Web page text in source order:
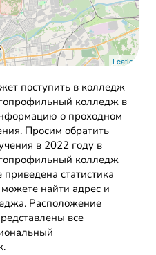
Leaflet
поступить в колледж
колледж в
о проходном
Просим обратить
в 2022 году в
колледж
статистика
найти адрес и
Расположение
все